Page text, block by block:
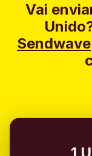
Vai
Sendwave